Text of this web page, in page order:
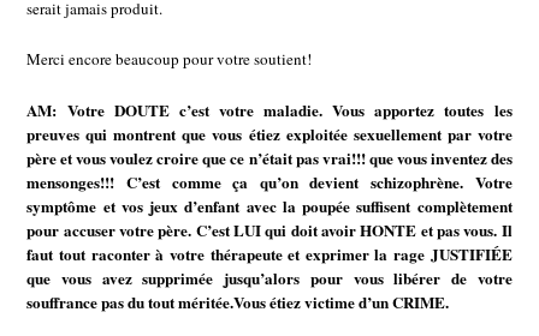
serait jamais produit.
Merci encore beaucoup pour votre soutient!
AM: Votre DOUTE c’est votre maladie. Vous apportez toutes les
preuves qui montrent que vous étiez exploitée sexuellement par votre
père et vous voulez croire que ce n’était pas vrai!!! que vous inventez des
mensonges!!! C’est comme ça qu’on devient schizophrène. Votre
symptôme et vos jeux d’enfant avec la poupée suffisent complètement
pour accuser votre père. C’est LUI qui doit avoir HONTE et pas vous. Il
faut tout raconter à votre thérapeute et exprimer la rage JUSTIFIÉE
que vous avez supprimée jusqu’alors pour vous libérer de votre
souffrance pas du tout méritée.Vous étiez victime d’un CRIME.